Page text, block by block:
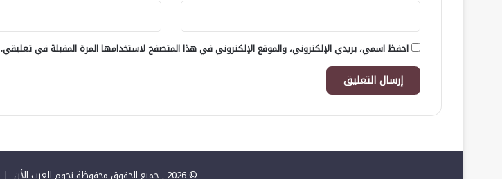
احفظ اسمي، بريدي الإلكتروني، والموقع الإلكتروني في هذا المتصفح لاستخدامها المرة المقبلة في تعليقي.
© 2026 , جميع الحقوق محفوظة نجوم العرب الأن |